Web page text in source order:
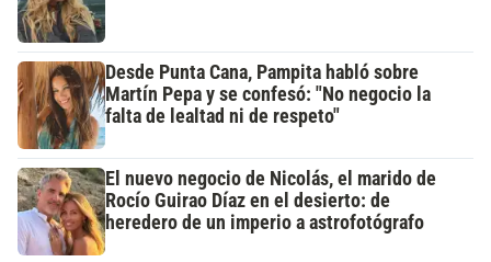
Desde Punta Cana, Pampita habló sobre
Martín Pepa y se confesó: "No negocio la
falta de lealtad ni de respeto"
El nuevo negocio de Nicolás, el marido de
Rocío Guirao Díaz en el desierto: de
heredero de un imperio a astrofotógrafo